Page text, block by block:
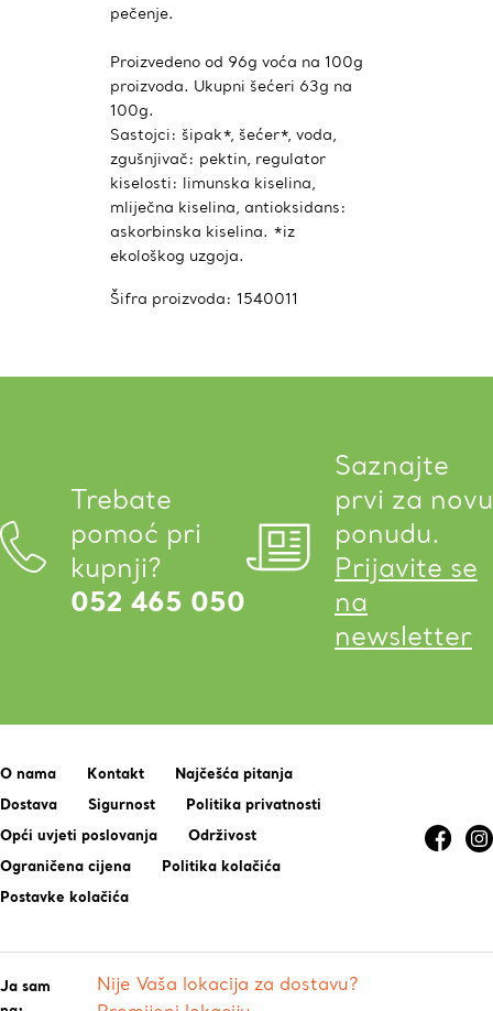
pečenje.
Proizvedeno od 96g voća na 100g
proizvoda. Ukupni šećeri 63g na
100g.
Sastojci: šipak*, šećer*, voda,
zgušnjivač: pektin, regulator
kiselosti: limunska kiselina,
mliječna kiselina, antioksidans:
askorbinska kiselina. *iz
ekološkog uzgoja.
Šifra proizvoda: 1540011
Trebate
pomoć pri
kupnji?
052 465 050
Saznajte
prvi za novu
ponudu.
Prijavite se
na
newsletter
O nama Kontakt
Najčešća pitanja
Dostava
Sigurnost
Politika privatnosti
Opći uvjeti poslovanja
Održivost
Ograničena cijena
Politika kolačića
Postavke kolačića
Ja sam
Nije Vaša lokacija za dostavu?